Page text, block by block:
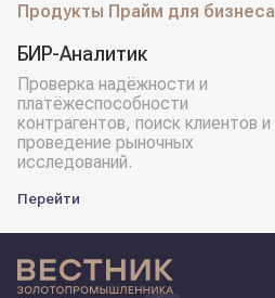
Продукты Прайм для бизнеса
БИР-Аналитик
Проверка надёжности и
платёжеспособности
контрагентов, поиск клиентов и
проведение рыночных
исследований.
Перейти